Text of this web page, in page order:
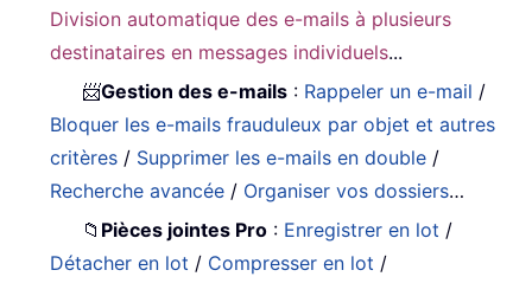
Division automatique des e-mails à plusieurs
destinataires en messages individuels...
📨Gestion des e-mails : Rappeler un e-mail /
Bloquer les e-mails frauduleux par objet et autres
critères / Supprimer les e-mails en double /
Recherche avancée / Organiser vos dossiers…
📁 Pièces jointes Pro : Enregistrer en lot /
Détacher en lot / Compresser en lot /